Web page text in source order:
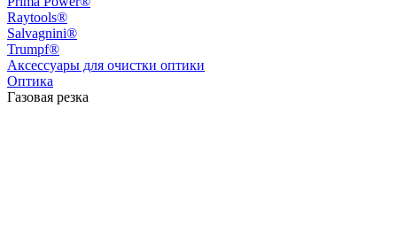
Raytools®
Salvagnini®
Trumpf®
Аксессуары для очистки оптики
Оптика
Газовая резка